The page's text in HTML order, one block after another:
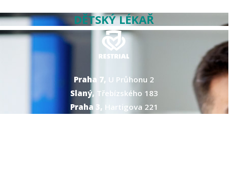
DĚTSKÝ LÉKAŘ
Praha 7, U Průhonu 2
Slaný, Třebízského 183
Praha 3, Hartigova 221